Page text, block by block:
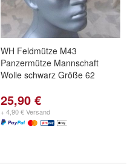
WH Feldmütze M43
Panzermütze Mannschaft
Wolle schwarz Größe 62
25,90 €
+ 4,90 € Versand